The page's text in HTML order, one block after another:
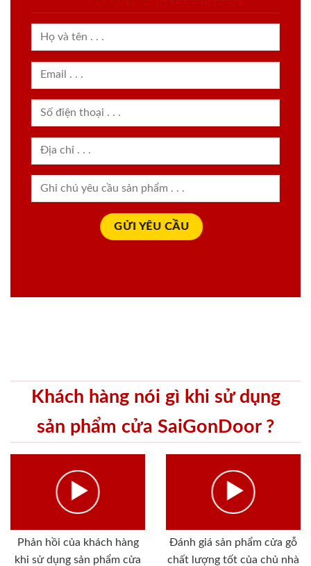
Khách hàng nói gì khi sử dụng
sản phẩm cửa SaiGonDoor ?
Phản hồi của khách hàng
khi sử dụng sản phẩm cửa
Đánh giá sản phẩm cửa gỗ
chất lượng tốt của chủ nhà